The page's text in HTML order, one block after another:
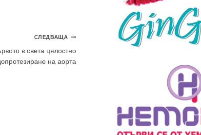
СЛЕДВАЩА
в света цялостно
на аорта